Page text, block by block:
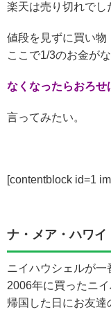
楽天は売り切れでし
値段を見ずに買い物
ここで1/3のお金がな
なくなったらおろ
言ってみたい。
[contentblock id=1
ナ・メア・ハワイ
ニイハウシェルが一
2006年に買ったニ
帰国した日にお友達